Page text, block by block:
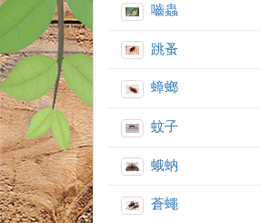
嚙蟲
跳蚤
蟑螂
蚊子
蛾蚋
蒼蠅